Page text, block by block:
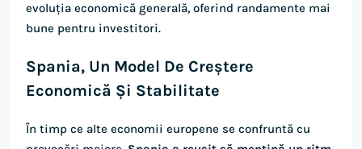
evoluția economică generală, oferind randamente mai
bune pentru investitori.
Spania, Un Model De Creștere
Economică Și Stabilitate
În timp ce alte economii europene se confruntă cu